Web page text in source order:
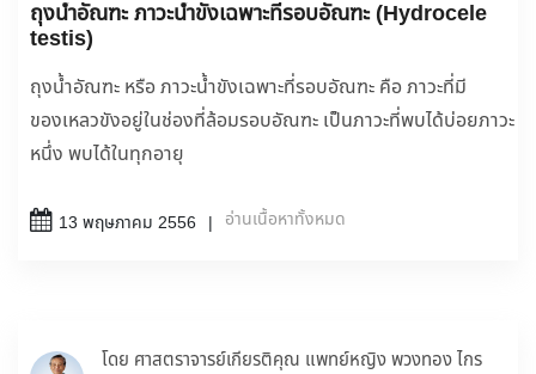
ถุงน้ำอัณฑะ ภาวะน้ำขังเฉพาะที่รอบอัณฑะ (Hydrocele
testis)
ถุงน้ำอัณฑะ หรือ ภาวะน้ำขังเฉพาะที่รอบอัณฑะ คือ ภาวะที่มี
ของเหลวขังอยู่ในช่องที่ล้อมรอบอัณฑะ เป็นภาวะที่พบได้บ่อยภาวะ
หนึ่ง พบได้ในทุกอายุ
13 พฤษภาคม 2556 อ่านเนื้อหาทั้งหมด
โดย ศาสตราจารย์เกียรติคุณ แพทย์หญิง พวงทอง ไกร